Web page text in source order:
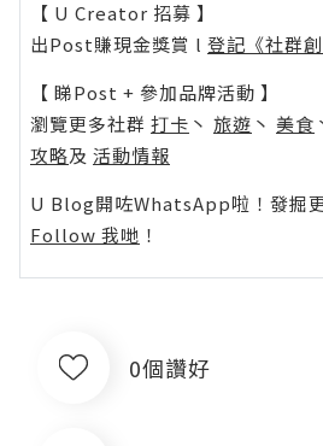
【 U Creator 招募 】
出Post賺現金獎賞 l 登記《社群
【 睇Post + 參加品牌活動 】
瀏覽更多社群 打卡 丶 旅遊 丶 美食
攻略及 活動情報
U Blog開咗WhatsApp啦！發掘
Follow 我哋 ！
0個讚好